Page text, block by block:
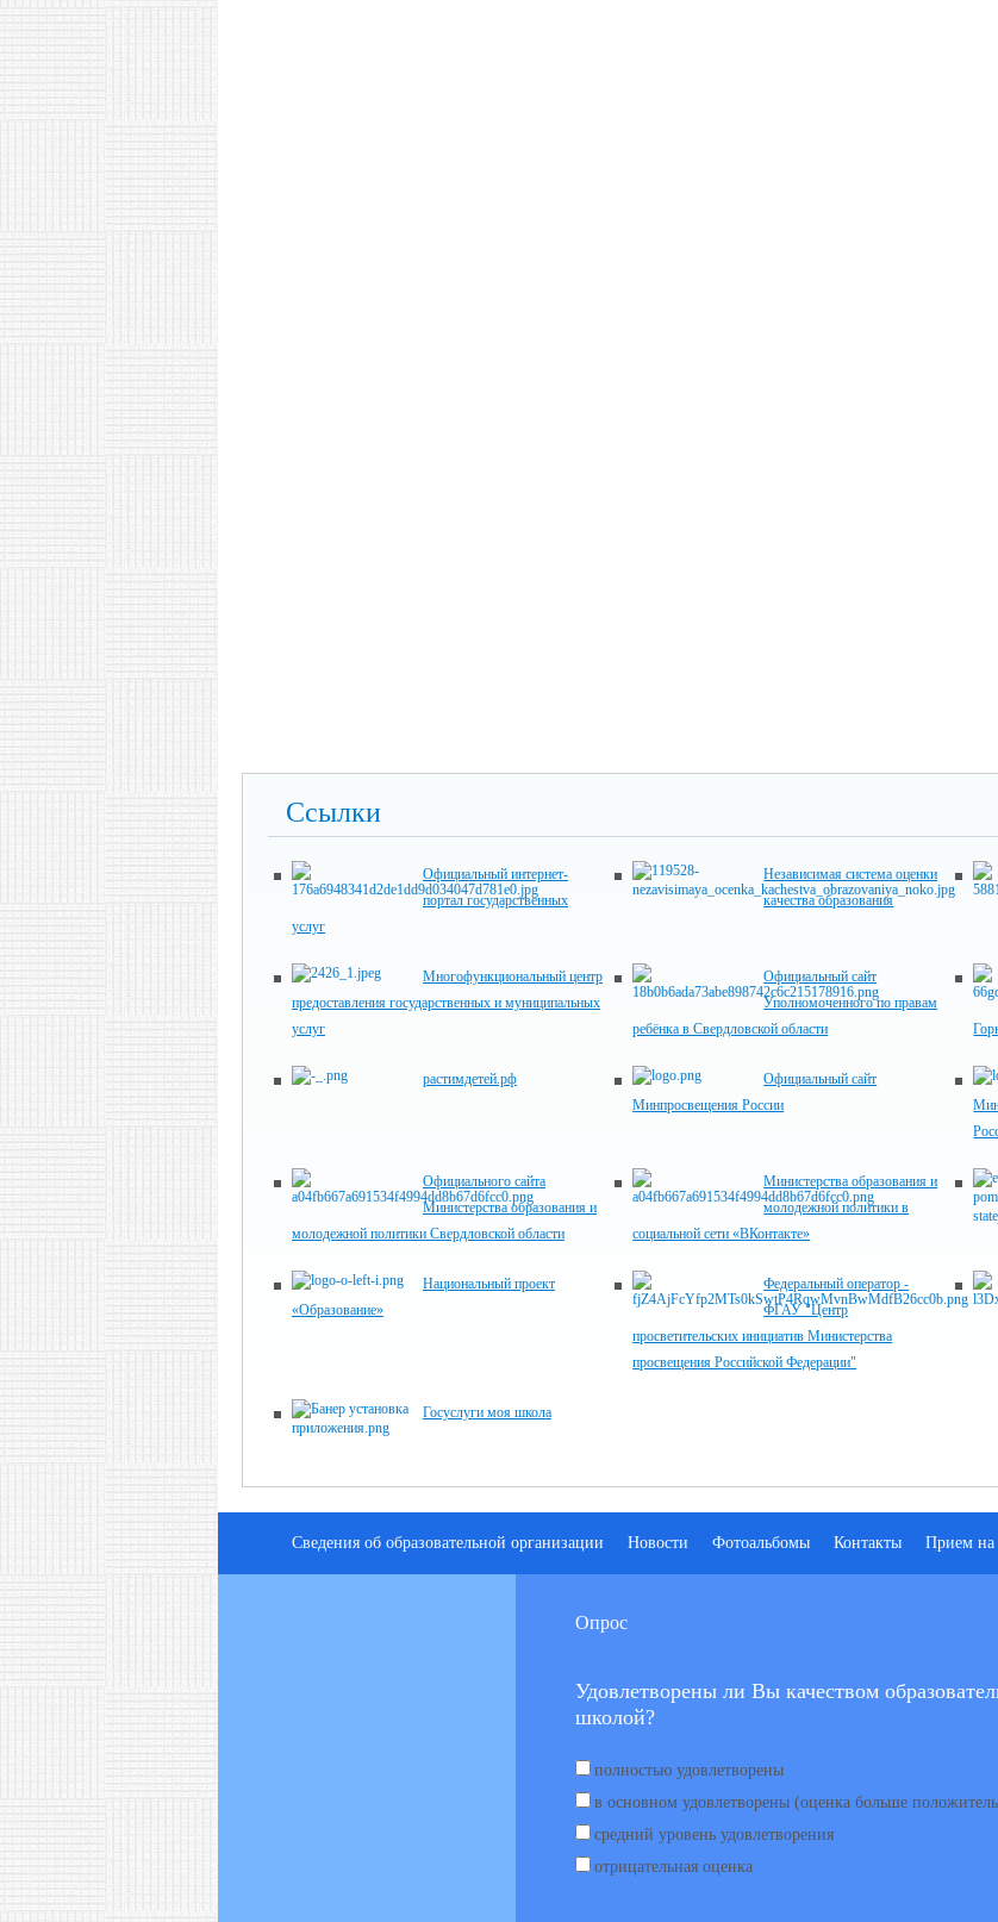
Ссылки
Официальный интернет-
портал государственных
услуг
Независимая система оценки
качества образования
Многофункциональный центр
предоставления государственных и муниципальных
услуг
Официальный сайт
Уполномоченного по правам
ребёнка в Свердловской области
растимдетей.рф
Официальный сайт
Минпросвещения России
Официального сайта
Министерства образования и
молодежной политики Свердловской области
Министерства образования и
молодежной политики в
социальной сети «ВКонтакте»
Национальный проект
«Образование»
Федеральный оператор -
ФГАУ "Центр
просветительских инициатив Министерства
просвещения Российской Федерации"
Госуслуги моя школа
Сведения об образовательной организации Новости Фотоальбомы Контакты Прием на
Опрос
Удовлетворены ли Вы качеством
школой?
полностью удовлетворены
в основном удовлетворены (оценка больше
средний уровень удовлетворения
отрицательная оценка